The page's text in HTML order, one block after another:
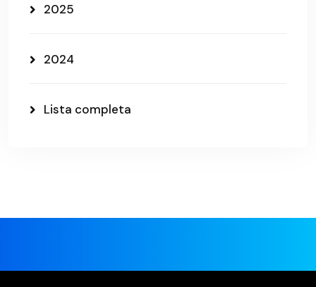
2025
2024
Lista completa